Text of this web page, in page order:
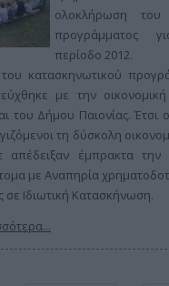
ολοκλήρωση του
προγράμματος
περίοδο 2012.
κατασκηνωτικού
με την
του Δήμου Παιονίας. Έτσι
τη δύσκολη
απέδειξαν έμπρακτα την
με Αναπηρία
σε Ιδιωτική Κατασκήνωση.